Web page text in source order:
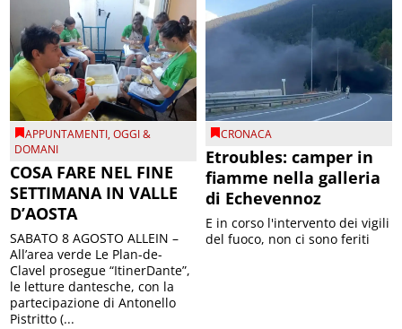
APPUNTAMENTI,OGGI &
DOMANI
COSA FARE NEL FINE
SETTIMANA IN VALLE
D’AOSTA
SABATO 8 AGOSTO ALLEIN –
All’area verde Le Plan-de-
Clavel prosegue “ItinerDante”,
le letture dantesche, con la
partecipazione di Antonello
Pistritto (...
CRONACA
Etroubles: camper in
fiamme nella galleria
di Echevennoz
E in corso l'intervento dei vigili
del fuoco, non ci sono feriti